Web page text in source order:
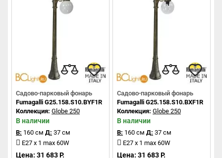
Садово-парковый фонарь
Fumagalli G25.158.S10.BYF1R
Коллекция: Globe 250
В наличии
В: 160 см Д: 37 см
E27 x 1 max 60W
Цена: 31 683 Р.
Садово-парковый фонарь
Fumagalli G25.158.S10.BXF1R
Коллекция: Globe 250
В наличии
В: 160 см Д: 37 см
E27 x 1 max 60W
Цена: 31 683 Р.